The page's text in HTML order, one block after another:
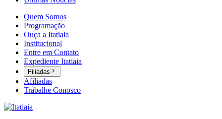
Quem Somos
Programação
Ouça a Itatiaia
Institucional
Entre em Contato
Expediente Itatiaia
Filiadas
Afiliadas
Trabalhe Conosco